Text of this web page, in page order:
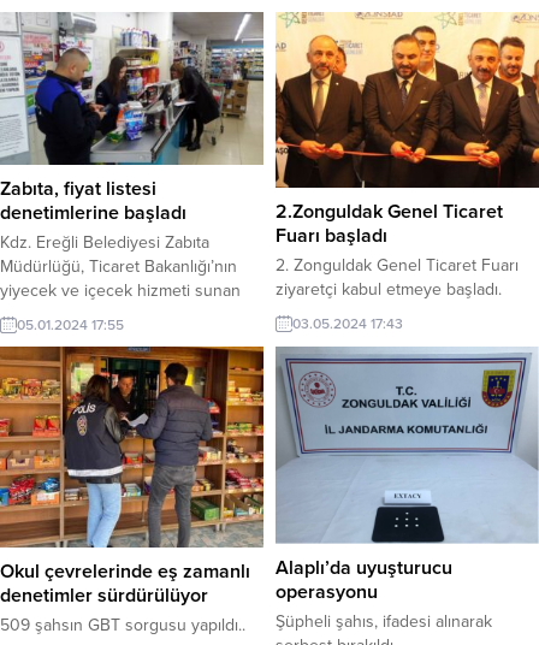
Müdürlüğü Park ve Bahçeler
Birimi’ne dilekçe ile yapılacak.
Zabıta, fiyat listesi
denetimlerine başladı
Kdz. Ereğli Belediyesi Zabıta
Müdürlüğü, Ticaret Bakanlığı’nın
yiyecek ve içecek hizmeti sunan
işletmelerin tarife ve fiyat listelerini
görünür şekilde kafe ve
restoranların önüne koymasına
ilişkin yapılan düzenleme gereği
denetimlerine başladı. Zabıta
ekipleri ayrıca ulusal marketlerde
fiyat etiketi ve hijyen ile çarşı
merkezinde kaldırım işgallerine
yönelik denetimlerini sürdürüyor.
05.01.2024 17:55
2.Zonguldak Genel Ticaret
Fuarı başladı
2. Zonguldak Genel Ticaret Fuarı
ziyaretçi kabul etmeye başladı.
03.05.2024 17:43
Okul çevrelerinde eş zamanlı
denetimler sürdürülüyor
509 şahsın GBT sorgusu yapıldı..
Alaplı’da uyuşturucu
operasyonu
Şüpheli şahıs, ifadesi alınarak